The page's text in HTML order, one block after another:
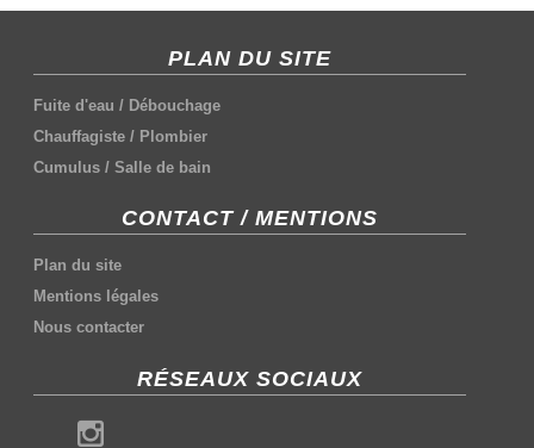
PLAN DU SITE
Fuite d'eau / Débouchage
Chauffagiste / Plombier
Cumulus /Salle de bain
CONTACT / MENTIONS
Plan du site
Mentions légales
Nous contacter
RÉSEAUX SOCIAUX